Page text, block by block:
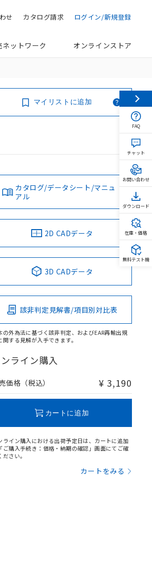
ログイン/新規登録
カタログ請求
せ
ネットワーク オンラインストア
マイリストに追加
カタログ/データシート/マニュ
アル
2D CADデータ
3D CADデータ
該非判定見解書/項目別対比表
の外為法に基づく該非判定、およびEAR再輸出規
関する見解が入手できます。
ライン購入
価格（税込） ¥ 3,190
カートに追加
ライン購入における出荷予定日は、カートに追加
ご購入手続き：価格・納期の確認」画面にてご確
ださい。
カートをみる
FAQ
チャット
お問い合わせ
ダウンロード
在庫・価格
無料テスト機